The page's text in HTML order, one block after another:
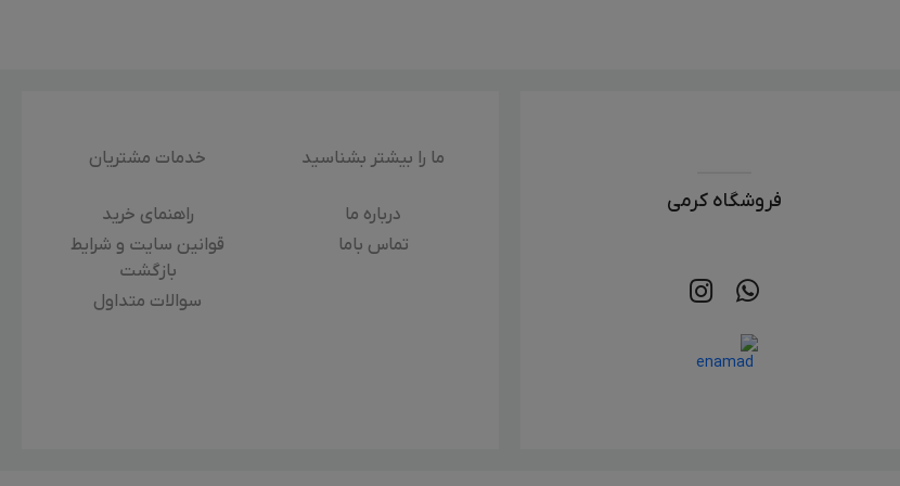
فروشگاه کرمی
ما را بیشتر بشناسید
درباره‌ ما
تماس باما
خدمات مشتریان
راهنمای خرید
قوانین سایت و شرایط
بازگشت
سوالات متداول